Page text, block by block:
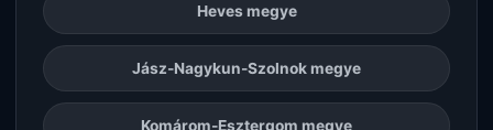
Heves megye
Jász-Nagykun-Szolnok megye
Komárom-Esztergom megye